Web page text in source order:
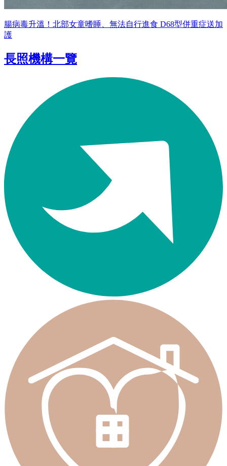
腸病毒升溫！北部女童嗜睡、無法自行進食 D68型併重症送加
護
長照機構一覽